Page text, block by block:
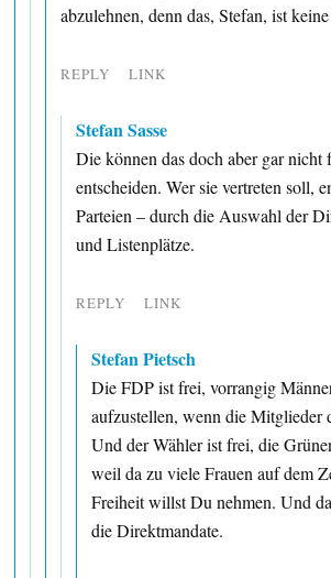
abzulehnen, denn das, Stefan, ist
REPLY LINK
Stefan Sasse
Die können das doch aber gar nicht
entscheiden. Wer sie vertreten soll,
Parteien – durch die Auswahl der
und Listenplätze.
REPLY LINK
Stefan Pietsch
Die FDP ist frei, vorrangig
aufzustellen, wenn die Mitglieder
Und der Wähler ist frei, die
weil da zu viele Frauen auf dem
Freiheit willst Du nehmen. Und
die Direktmandate.